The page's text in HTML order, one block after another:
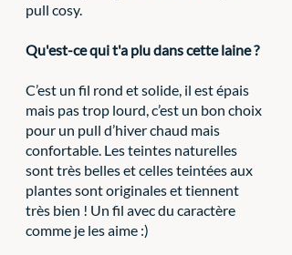
pull cosy.
Qu'est-ce qui t'a plu dans cette laine ?
C’est un fil rond et solide, il est épais
mais pas trop lourd, c’est un bon choix
pour un pull d’hiver chaud mais
confortable. Les teintes naturelles
sont très belles et celles teintées aux
plantes sont originales et tiennent
très bien ! Un fil avec du caractère
comme je les aime :)